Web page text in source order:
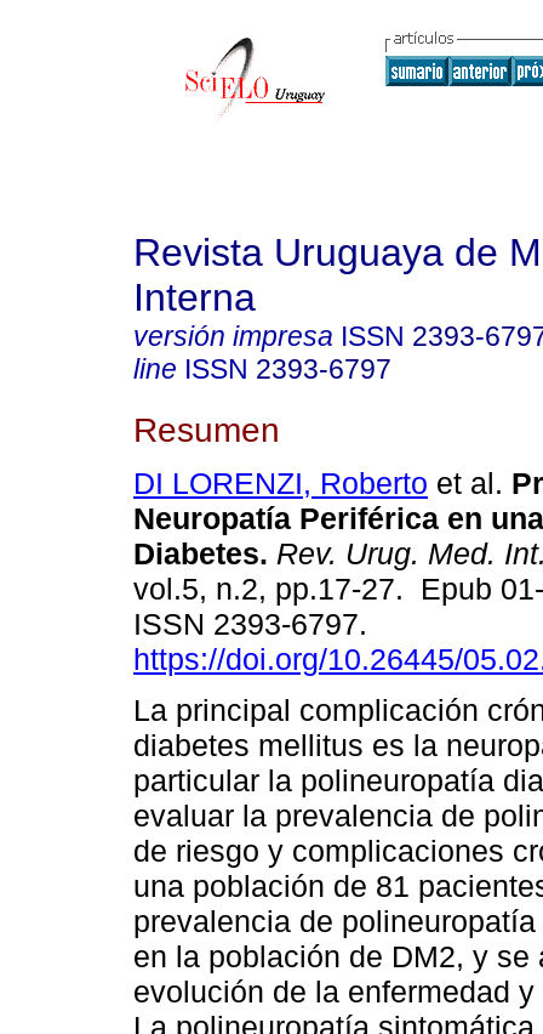
Revista Uruguaya de
Interna
versión impresa ISSN 2393-
line ISSN 2393-6797
Resumen
DI LORENZI, Roberto et al.
Neuropatía Periférica en
Diabetes. Rev. Urug. Med.
vol.5, n.2, pp.17-27. Epub
ISSN 2393-6797.
https://doi.org/10.26445/
La principal complicación
diabetes mellitus es la
particular la polineuropatía
evaluar la prevalencia de
de riesgo y complicaciones
una población de 81
prevalencia de
en la población de DM2, y
evolución de la enfermedad
La polineuropatía